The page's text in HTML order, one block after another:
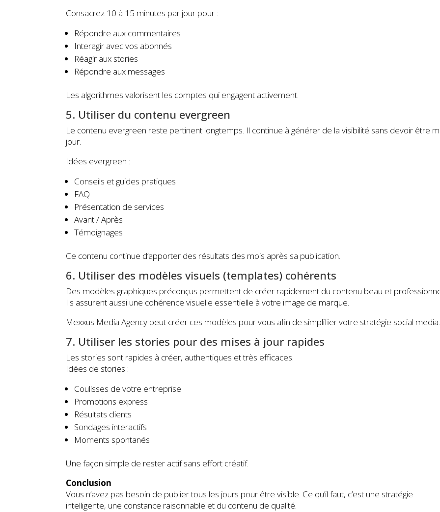
Consacrez 10 à 15 minutes par jour pour :
Répondre aux commentaires
Interagir avec vos abonnés
Réagir aux stories
Répondre aux messages
Les algorithmes valorisent les comptes qui engagent activement.
5. Utiliser du contenu evergreen
Le contenu evergreen reste pertinent longtemps. Il continue à générer de la visibilité sans devoir être
jour.
Idées evergreen :
Conseils et guides pratiques
FAQ
Présentation de services
Avant / Après
Témoignages
Ce contenu continue d’apporter des résultats des mois après sa publication.
6. Utiliser des modèles visuels (templates) cohérents
Des modèles graphiques préconçus permettent de créer rapidement du contenu beau et
Ils assurent aussi une cohérence visuelle essentielle à votre image de marque.
Mexxus Media Agency peut créer ces modèles pour vous afin de simplifier votre stratégie social media.
7. Utiliser les stories pour des mises à jour rapides
Les stories sont rapides à créer, authentiques et très efficaces.
Idées de stories :
Coulisses de votre entreprise
Promotions express
Résultats clients
Sondages interactifs
Moments spontanés
Une façon simple de rester actif sans effort créatif.
Conclusion
Vous n’avez pas besoin de publier tous les jours pour être visible. Ce qu’il faut, c’est une stratégie
intelligente, une constance raisonnable et du contenu de qualité.